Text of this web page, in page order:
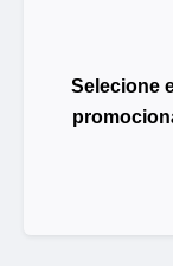
Selecione